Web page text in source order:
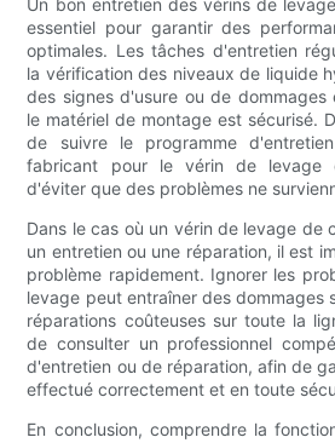
Un bon entretien des vérins de
essentiel pour garantir des
optimales. Les tâches d'entretien
la vérification des niveaux de liquide
des signes d'usure ou de
le matériel de montage est sécurisé.
de suivre le programme
fabricant pour le vérin de levage
d'éviter que des problèmes ne
Dans le cas où un vérin de levage de
un entretien ou une réparation, il est
problème rapidement. Ignorer les
levage peut entraîner des dommages
réparations coûteuses sur toute la
de consulter un professionnel
d'entretien ou de réparation, afin de
effectué correctement et en toute
En conclusion, comprendre la